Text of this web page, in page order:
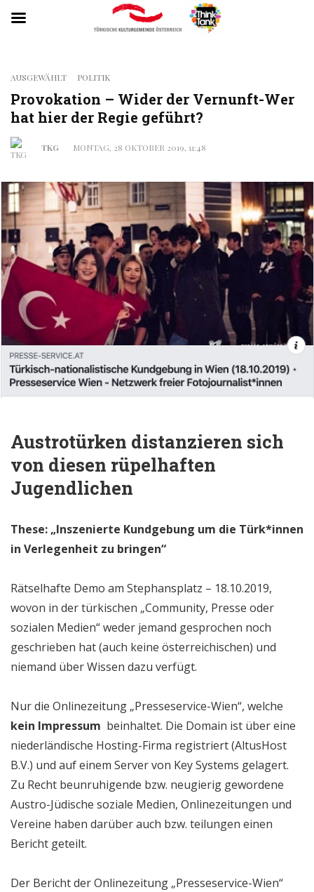
AUSGEWÄHLT POLITIK
Provokation – Wider der Vernunft-Wer
hat hier der Regie geführt?
TKG MONTAG, 28 OKTOBER 2019, 11:48
Austrotürken distanzieren sich
von diesen rüpelhaften
Jugendlichen
These: „Inszenierte Kundgebung um die Türk*innen
in Verlegenheit zu bringen“
Rätselhafte Demo am Stephansplatz – 18.10.2019,
wovon in der türkischen „Community, Presse oder
sozialen Medien“ weder jemand gesprochen noch
geschrieben hat (auch keine österreichischen) und
niemand über Wissen dazu verfügt.
Nur die Onlinezeitung „Presseservice-Wien“, welche
kein Impressum beinhaltet. Die Domain ist über eine
niederländische Hosting-Firma registriert (AltusHost
B.V.) und auf einem Server von Key Systems gelagert.
Zu Recht beunruhigende bzw. neugierig gewordene
Austro-Jüdische soziale Medien, Onlinezeitungen und
Vereine haben darüber auch bzw. teilungen einen
Bericht geteilt.
Der Bericht der Onlinezeitung „Presseservice-Wien“